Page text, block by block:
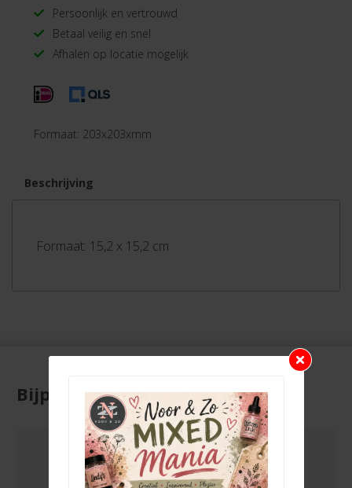
Persoonlijk en vertrouwd
Betaal veilig en snel
Afhalen op locatie mogelijk
Formaat: 203x203xmm
Beschrijving
Formaat: 15,2 x 15,2 cm
Bijpassende producten